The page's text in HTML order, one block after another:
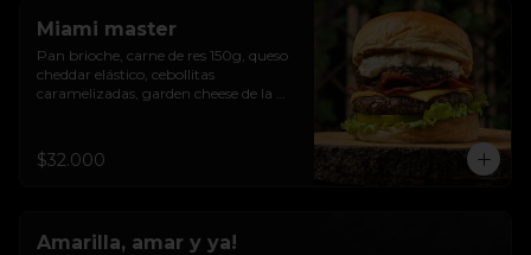
Miami master
Pan brioche, carne de res 150g, queso
cheddar elástico, cebollitas
caramelizadas, garden cheese de la
$32.000
Amarilla, amar y ya!